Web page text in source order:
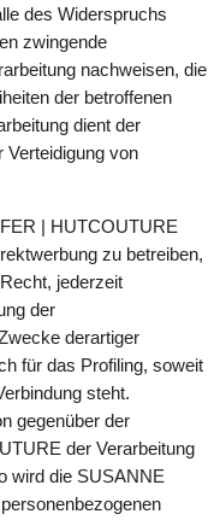
des Widerspruchs
zwingende
nachweisen, die
der betroffenen
dient der
Verteidigung von
| HUTCOUTURE
zu betreiben,
jederzeit
der
derartiger
für das Profiling, soweit
steht.
gegenüber der
der Verarbeitung
wird die SUSANNE